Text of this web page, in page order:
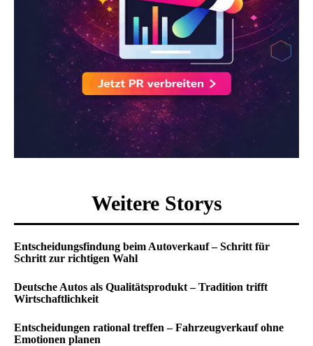
Weitere Storys
Entscheidungsfindung beim Autoverkauf – Schritt für
Schritt zur richtigen Wahl
Deutsche Autos als Qualitätsprodukt – Tradition trifft
Wirtschaftlichkeit
Entscheidungen rational treffen – Fahrzeugverkauf ohne
Emotionen planen